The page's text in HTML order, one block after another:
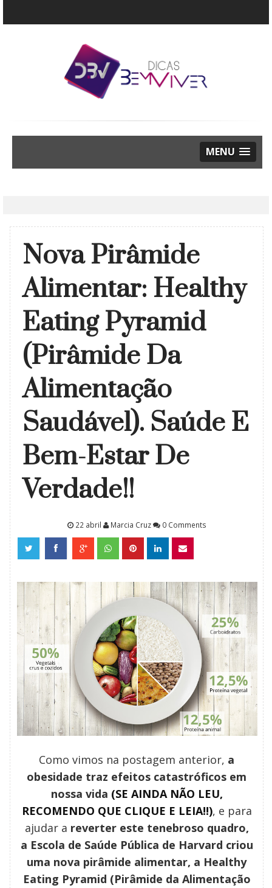
MENU
Nova Pirâmide
Alimentar: Healthy
Eating Pyramid
(Pirâmide Da
Alimentação
Saudável). Saúde E
Bem-Estar De
Verdade!!
22 abril Marcia Cruz 0 Comments
Como vimos na postagem anterior, a
obesidade traz efeitos catastróficos em
nossa vida (SE AINDA NÃO LEU,
RECOMENDO QUE CLIQUE E LEIA!!), e para
ajudar a reverter este tenebroso quadro,
a Escola de Saúde Pública de Harvard criou
uma nova pirâmide alimentar, a Healthy
Eating Pyramid (Pirâmide da Alimentação